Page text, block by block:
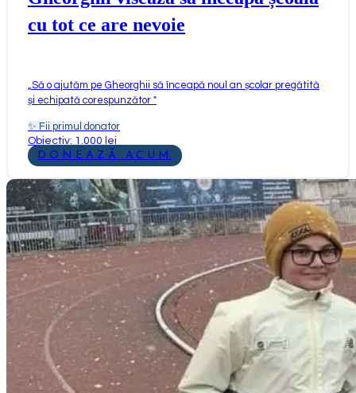
cu tot ce are nevoie
Să o ajutăm pe Gheorghii să înceapă noul an școlar pregătită
și echipată corespunzător "
✨ Fii primul donator
Obiectiv: 1.000 lei
DONEAZĂ ACUM